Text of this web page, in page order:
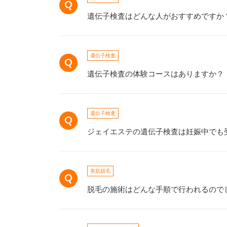
遺伝子検査はどんな人がおすすめですか
遺伝子検査
遺伝子検査の体験コースはありますか？
遺伝子検査
ジェイエステの遺伝子検査は妊娠中でも
美肌脱毛
脱毛の施術はどんな手順で行われるので